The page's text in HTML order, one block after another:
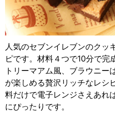
人気のセブンイレブンのクッ
ピです。材料４つで10分で完
トリーマアム風、ブラウニー
が楽しめる贅沢リッチなレシ
料だけで電子レンジさえあれ
にぴったりです。